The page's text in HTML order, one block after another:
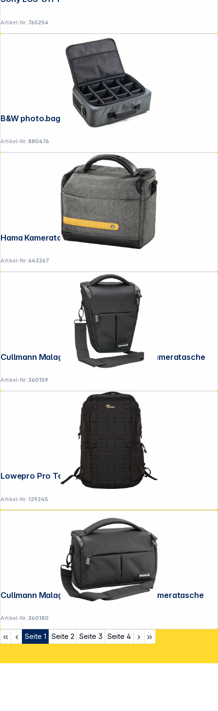
Artikel-Nr.:765254
B&W photo.bag TEX.166.RPD grau
Artikel-Nr.:880476
Hama Kameratasche Terra, 130 Grau
Artikel-Nr.:643267
Cullmann Malaga Action 300 schwarz Kameratasche
Artikel-Nr.:360159
Lowepro Pro Tactic 450 AW III
Artikel-Nr.:129245
Cullmann Malaga Maxima 70 schwarz Kameratasche
Artikel-Nr.:360180
Seite 1 Seite 2 Seite 3 Seite 4
Copyright © 2001 - 2026 DGH - Alle Rechte vorbehalten.